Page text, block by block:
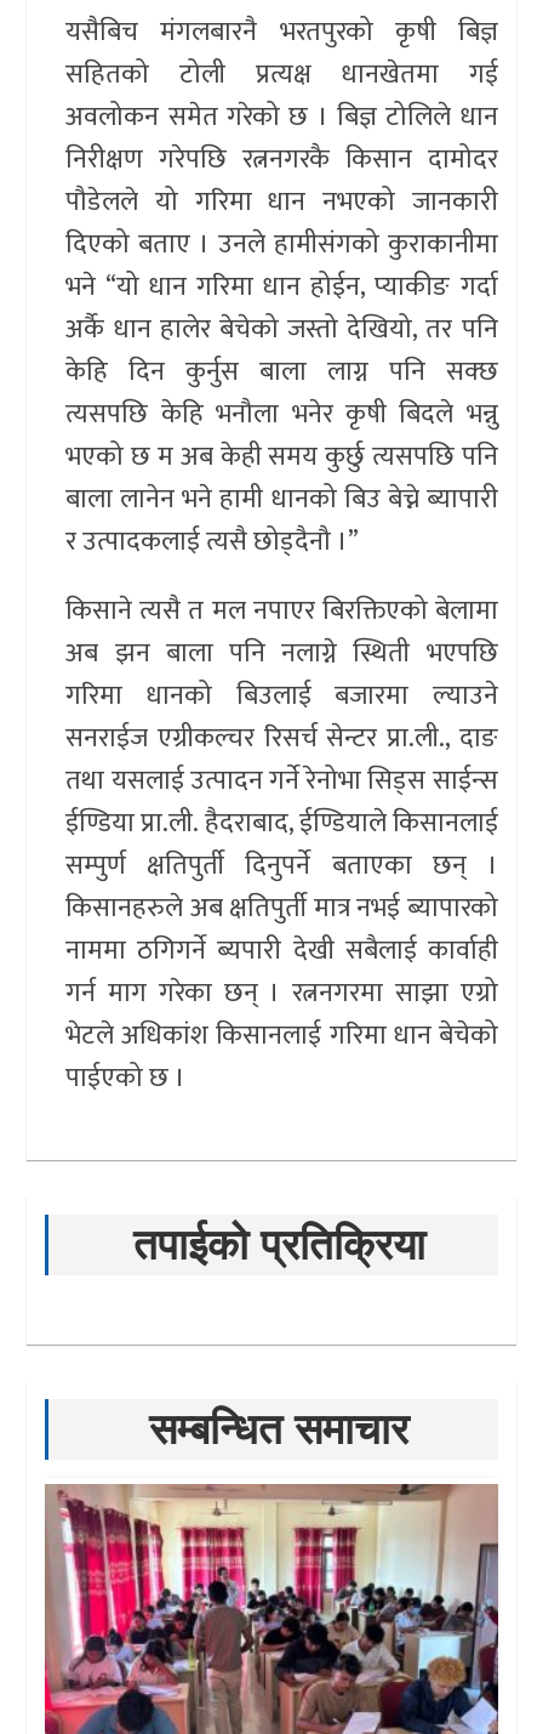
यसैबिच मंगलबारनै भरतपुरको कृषी बिज्ञ
सहितको टोली प्रत्यक्ष धानखेतमा गई
अवलोकन समेत गरेको छ । बिज्ञ टोलिले धान
निरीक्षण गरेपछि रत्ननगरकै किसान दामोदर
पौडेलले यो गरिमा धान नभएको जानकारी
दिएको बताए । उनले हामीसंगको कुराकानीमा
भने “यो धान गरिमा धान होईन, प्याकीङ गर्दा
अर्कै धान हालेर बेचेको जस्तो देखियो, तर पनि
केहि दिन कुर्नुस बाला लाग्न पनि सक्छ
त्यसपछि केहि भनौला भनेर कृषी बिदले भन्नु
भएको छ म अब केही समय कुर्छु त्यसपछि पनि
बाला लानेन भने हामी धानको बिउ बेच्ने ब्यापारी
र उत्पादकलाई त्यसै छोड्दैनौ ।”
किसाने त्यसै त मल नपाएर बिरक्तिएको बेलामा
अब झन बाला पनि नलाग्ने स्थिती भएपछि
गरिमा धानको बिउलाई बजारमा ल्याउने
सनराईज एग्रीकल्चर रिसर्च सेन्टर प्रा.ली., दाङ
तथा यसलाई उत्पादन गर्ने रेनोभा सिड्स साईन्स
ईण्डिया प्रा.ली. हैदराबाद, ईण्डियाले किसानलाई
सम्पुर्ण क्षतिपुर्ती दिनुपर्ने बताएका छन् ।
किसानहरुले अब क्षतिपुर्ती मात्र नभई ब्यापारको
नाममा ठगिगर्ने ब्यपारी देखी सबैलाई कार्वाही
गर्न माग गरेका छन् । रत्ननगरमा साझा एग्रो
भेटले अधिकांश किसानलाई गरिमा धान बेचेको
पाईएको छ ।
तपाईको प्रतिक्रिया
सम्बन्धित समाचार